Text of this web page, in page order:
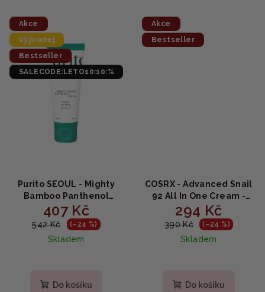
hvězdiček.
Akce
Výprodej
Bestseller
SALECODE:LETO10:10:%
Purito SEOUL - Mighty
Bamboo Panthenol
Cream - Hydratační a
zklidňující krém s
bambusem a
panthenolem 100ml
407 Kč
542 Kč (–24 %)
Skladem
Do košíku
Akce
Bestseller
COSRX - Advanced Snail
92 All In One Cream -
vysoce aktivní pleťový
krém s hlemýždím
mucinem 100ml
294 Kč
390 Kč (–24 %)
Skladem
produktu
Do košíku